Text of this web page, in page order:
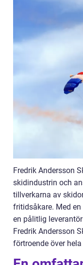
Fredrik Andersson
skidindustrin och
tillverkarna av
fritidsåkare. Med
en pålitlig
Fredrik Andersson
förtroende över